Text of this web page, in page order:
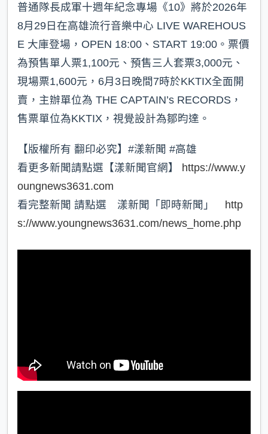
普通隊長成軍十週年紀念專場《10》將於2026年
8月29日在高雄流行音樂中心 LIVE WAREHOUS
E 大庫登場，OPEN 18:00、START 19:00。票價
為預售單人票1,100元、預售三人套票3,000元、
現場票1,600元，6月3日晚間7時於KKTIX全面開
賣，主辦單位為 THE CAPTAIN’s RECORDS，
售票單位為KKTIX，視覺設計為鄒昀達。
【版權所有 翻印必究】#漾新聞 #高雄
看更多新聞請點選【漾新聞官網】 https://www.y
oungnews3631.com
看完整新聞 請點選 漾新聞「即時新聞」 http
s://www.youngnews3631.com/news_home.php